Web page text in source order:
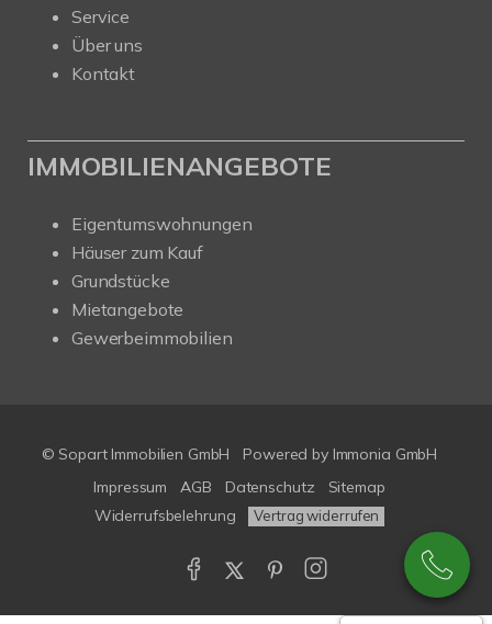
Service
Über uns
Kontakt
IMMOBILIENANGEBOTE
Eigentumswohnungen
Häuser zum Kauf
Grundstücke
Mietangebote
Gewerbeimmobilien
© Sopart Immobilien GmbH Powered by Immonia GmbH
Impressum
AGB Datenschutz
Sitemap
Widerrufsbelehrung
Vertrag widerrufen